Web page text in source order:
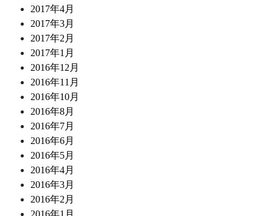
2017年4月
2017年3月
2017年2月
2017年1月
2016年12月
2016年11月
2016年10月
2016年8月
2016年7月
2016年6月
2016年5月
2016年4月
2016年3月
2016年2月
2016年1月